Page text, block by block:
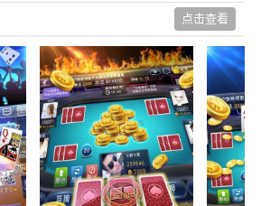
则体系，可根据偏好自主选择。例如在斗
，合理规划出牌顺序;而麻将则强调运气与
战术体验。
别活动获取功能道具和额外回馈，丰富娱
升竞技表现或增加趣味性，增强参与吸引
制，在竞赛中的表现将直接影响后续内容
种设计激励使用者持续提升水平，增强竞
点击查看